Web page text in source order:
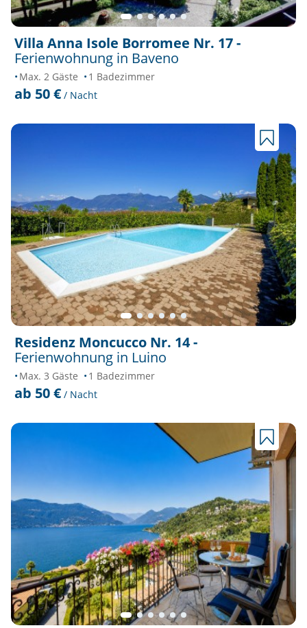
Villa Anna Isole Borromee Nr. 17 -
Ferienwohnung in Baveno
Max. 2 Gäste 1 Badezimmer
ab 50 € / Nacht
Residenz Moncucco Nr. 14 -
Ferienwohnung in Luino
Max. 3 Gäste 1 Badezimmer
ab 50 € / Nacht